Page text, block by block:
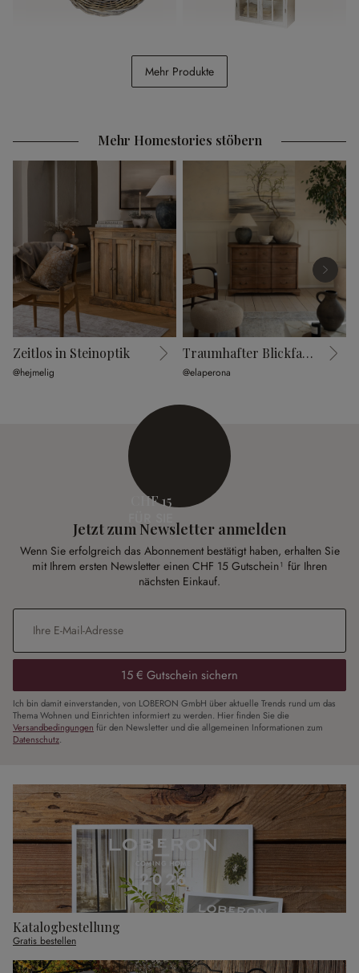
Platzteller 2er Set Bland Schrank Keanu
Mehr Produkte
Mehr Homestories stöbern
Zeitlos in Steinoptik
@hejmelig
Traumhafter Blickfang
@elaperona
CHF 15
Jetzt zum Newsletter anmelden
Wenn Sie erfolgreich das Abonnement bestätigt haben, erhalten Sie
mit Ihrem ersten Newsletter einen CHF 15 Gutschein¹ für Ihren
nächsten Einkauf.
E-Mail-Adresse
15 € Gutschein sichern
Ich bin damit einverstanden, von LOBERON GmbH über aktuelle Trends rund um das
Thema Wohnen und Einrichten informiert zu werden. Hier finden Sie die
Versandbedingungen für den Newsletter und die allgemeinen Informationen zum
Datenschutz.
Katalogbestellung
Gratis bestellen